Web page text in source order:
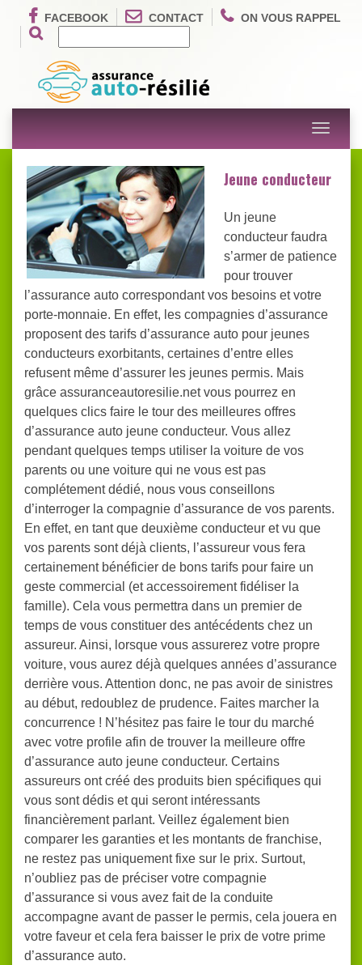
FACEBOOK CONTACT ON VOUS RAPPEL
Toggle
Jeune conducteur
Un jeune
conducteur faudra
s’armer de patience
pour trouver
l’assurance auto correspondant vos besoins et votre
porte-monnaie. En effet, les compagnies d’assurance
proposent des tarifs d’assurance auto pour jeunes
conducteurs exorbitants, certaines d’entre elles
refusent même d’assurer les jeunes permis. Mais
grâce assuranceautoresilie.net vous pourrez en
quelques clics faire le tour des meilleures offres
d’assurance auto jeune conducteur. Vous allez
pendant quelques temps utiliser la voiture de vos
parents ou une voiture qui ne vous est pas
complétement dédié, nous vous conseillons
d’interroger la compagnie d’assurance de vos parents.
En effet, en tant que deuxième conducteur et vu que
vos parents sont déjà clients, l’assureur vous fera
certainement bénéficier de bons tarifs pour faire un
geste commercial (et accessoirement fidéliser la
famille). Cela vous permettra dans un premier de
temps de vous constituer des antécédents chez un
assureur. Ainsi, lorsque vous assurerez votre propre
voiture, vous aurez déjà quelques années d’assurance
derrière vous. Attention donc, ne pas avoir de sinistres
au début, redoublez de prudence. Faites marcher la
concurrence ! N’hésitez pas faire le tour du marché
avec votre profile afin de trouver la meilleure offre
d’assurance auto jeune conducteur. Certains
assureurs ont créé des produits bien spécifiques qui
vous sont dédis et qui seront intéressants
financièrement parlant. Veillez également bien
comparer les garanties et les montants de franchise,
ne restez pas uniquement fixe sur le prix. Surtout,
n’oubliez pas de préciser votre compagnie
d’assurance si vous avez fait de la conduite
accompagne avant de passer le permis, cela jouera en
votre faveur et cela fera baisser le prix de votre prime
d’assurance auto.